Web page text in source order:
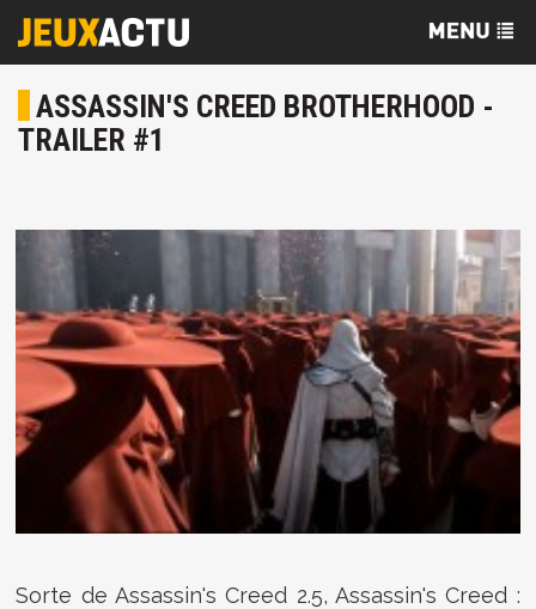
ASSASSIN'S CREED BROTHERHOOD -
TRAILER #1
Sorte de Assassin's Creed 2.5, Assassin's Creed :